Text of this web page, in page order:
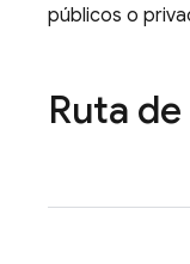
públicos o
Ruta